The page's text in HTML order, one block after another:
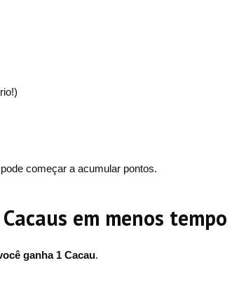
começar a acumular pontos.
em menos tempo
ganha 1 Cacau.